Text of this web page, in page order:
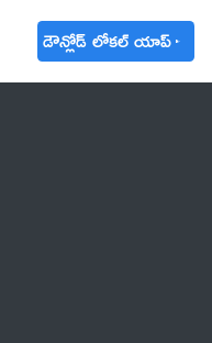
డౌన్లోడ్ లోకల్ యాప్